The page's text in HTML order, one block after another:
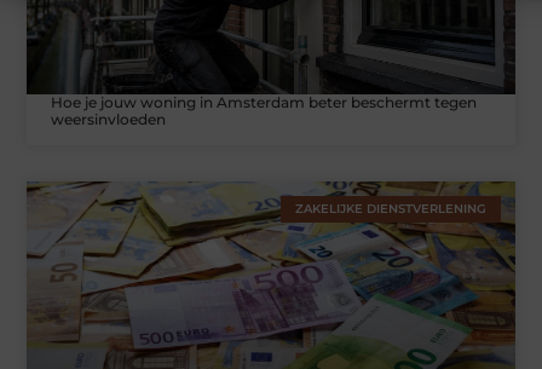
Hoe je jouw woning in Amsterdam beter beschermt tegen
weersinvloeden
ZAKELIJKE DIENSTVERLENING